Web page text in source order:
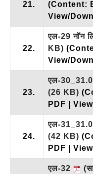
21.
(Content:
View/
22.
एल-29 नॉन
KB)
View/
23.
एल-
(26 KB)
PDF |
24.
एल-
(42 KB)
PDF |
एल-32